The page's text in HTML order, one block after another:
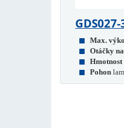
Max.
Otáčky
Hmotnost
Pohon